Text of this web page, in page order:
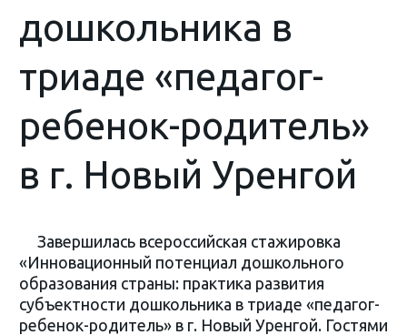
дошкольника в
триаде «педагог-
ребенок-родитель»
в г. Новый Уренгой
Завершилась всероссийская стажировка
«Инновационный потенциал дошкольного
образования страны: практика развития
субъектности дошкольника в триаде «педагог-
ребенок-родитель» в г. Новый Уренгой. Гостями